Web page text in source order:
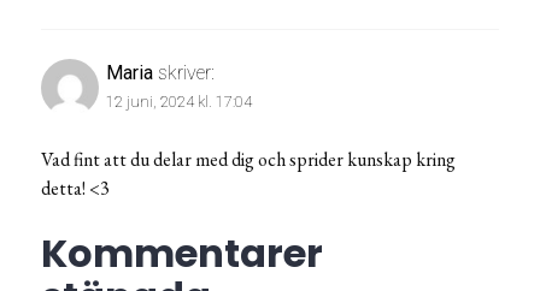
Maria skriver:
12 juni, 2024 kl. 17:04
Vad fint att du delar med dig och sprider kunskap kring
detta! <3
Kommentarer